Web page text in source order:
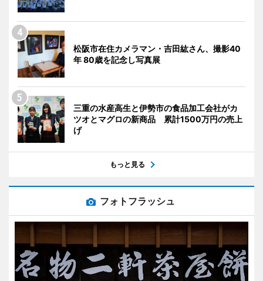
松阪市在住カメラマン・吉田紘さん、撮影40
年 80歳を記念し写真展
三重の水産高生と伊勢市の食品加工会社がカ
ツオとマグロの新商品 累計1500万円の売上
げ
もっと見る
フォトフラッシュ